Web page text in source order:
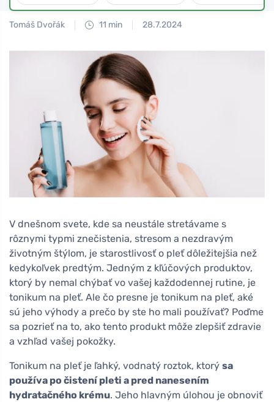
Tomáš Dvořák 11 min 28.7.2024
V dnešnom svete, kde sa neustále stretávame s
rôznymi typmi znečistenia, stresom a nezdravým
životným štýlom, je starostlivosť o pleť dôležitejšia než
kedykoľvek predtým. Jedným z kľúčových produktov,
ktorý by nemal chýbať vo vašej každodennej rutine, je
tonikum na pleť. Ale čo presne je tonikum na pleť, aké
sú jeho výhody a prečo by ste ho mali používať? Poďme
sa pozrieť na to, ako tento produkt môže zlepšiť zdravie
a vzhľad vašej pokožky.
Tonikum na pleť je ľahký, vodnatý roztok, ktorý sa
používa po čistení pleti a pred nanesením
hydratačného krému. Jeho hlavným úlohou je obnoviť